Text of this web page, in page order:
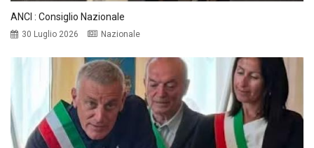
ANCI : Consiglio Nazionale
30 Luglio 2026 Nazionale